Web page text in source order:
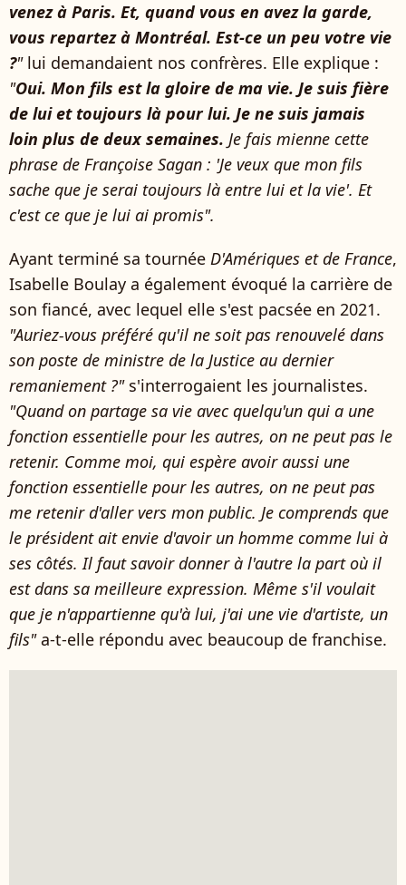
venez à Paris. Et, quand vous en avez la garde,
vous repartez à Montréal. Est-ce un peu votre vie
?"lui demandaient nos confrères. Elle explique :
"Oui. Mon fils est la gloire de ma vie. Je suis fière
de lui et toujours là pour lui. Je ne suis jamais
loin plus de deux semaines. Je fais mienne cette
phrase de Françoise Sagan : 'Je veux que mon fils
sache que je serai toujours là entre lui et la vie'. Et
c'est ce que je lui ai promis".
Ayant terminé sa tournée D'Amériques et de France,
Isabelle Boulay a également évoqué la carrière de
son fiancé, avec lequel elle s'est pacsée en 2021.
"Auriez-vous préféré qu'il ne soit pas renouvelé dans
son poste de ministre de la Justice au dernier
remaniement ?"s'interrogaient les journalistes.
"Quand on partage sa vie avec quelqu'un qui a une
fonction essentielle pour les autres, on ne peut pas le
retenir. Comme moi, qui espère avoir aussi une
fonction essentielle pour les autres, on ne peut pas
me retenir d'aller vers mon public. Je comprends que
le président ait envie d'avoir un homme comme lui à
ses côtés. Il faut savoir donner à l'autre la part où il
est dans sa meilleure expression. Même s'il voulait
que je n'appartienne qu'à lui, j'ai une vie d'artiste, un
fils"a-t-elle répondu avec beaucoup de franchise.